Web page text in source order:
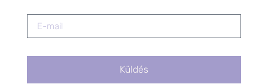
SZARVAS NIKI
Küldés